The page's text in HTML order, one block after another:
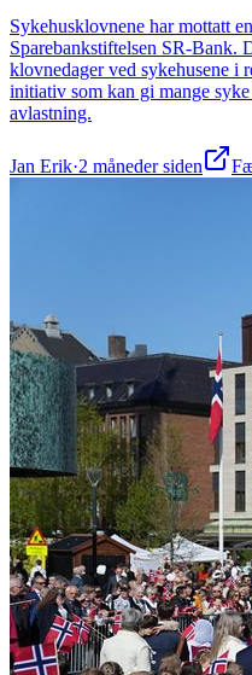
Sykehusklovnene har mottatt
Sparebankstiftelsen SR-Bank.
klovnedager ved sykehusene i
initiativ som kan gi mange
avlastning.
Jan Erik·2 måneder siden